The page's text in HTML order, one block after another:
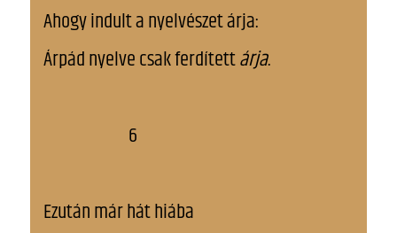
Ahogy indult a nyelvészet árja:
Árpád nyelve csak ferdítettárja.
6
Ezután már hát hiába